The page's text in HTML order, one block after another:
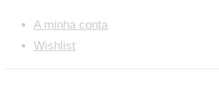
A minha conta
Wishlist